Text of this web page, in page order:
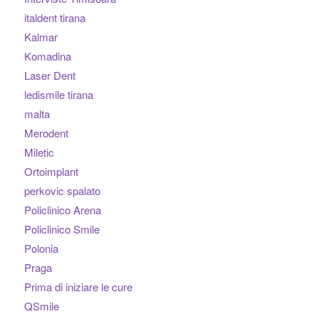
italdent tirana
Kalmar
Komadina
Laser Dent
ledismile tirana
malta
Merodent
Miletic
Ortoimplant
perkovic spalato
Policlinico Arena
Policlinico Smile
Polonia
Praga
Prima di iniziare le cure
QSmile